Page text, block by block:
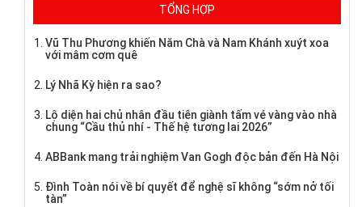
TỔNG HỢP
Vũ Thu Phương khiến Năm Chà và Nam Khánh xuýt xoa
với mâm cơm quê
Lý Nhã Kỳ hiện ra sao?
Lộ diện hai chủ nhân đầu tiên giành tấm vé vàng vào nhà
chung “Cầu thủ nhí - Thế hệ tương lai 2026”
ABBank mang trải nghiệm Van Gogh độc bản đến Hà Nội
Đình Toàn nói về bí quyết để nghệ sĩ không “sớm nở tối
tàn”